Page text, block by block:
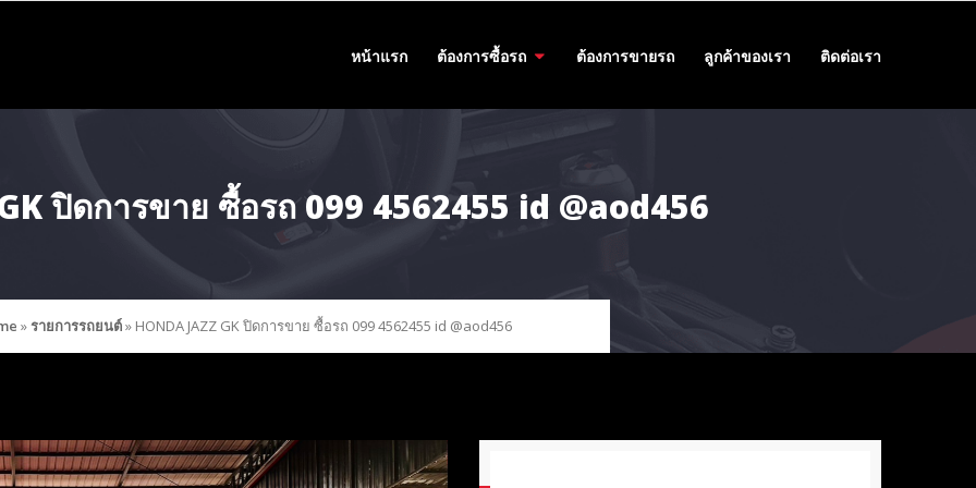
หน้าแรก ต้องการซื้อรถ ต้องการขายรถ ลูกค้าของเรา ติดต่อเรา
ปิดการขาย ซื้อรถ 099 4562455 id @aod456
»รายการรถยนต์» HONDA JAZZ GK ปิดการขาย ซื้อรถ 099 4562455 id @aod456